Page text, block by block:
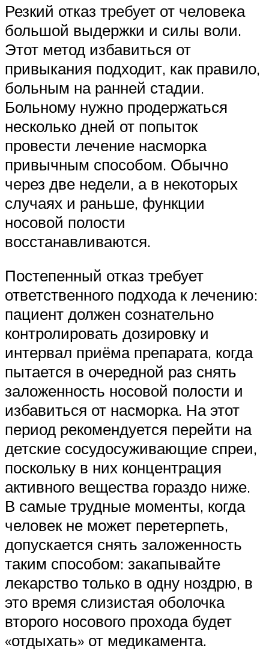
Резкий отказ требует от человека
большой выдержки и силы воли.
Этот метод избавиться от
привыкания подходит, как правило,
больным на ранней стадии.
Больному нужно продержаться
несколько дней от попыток
провести лечение насморка
привычным способом. Обычно
через две недели, а в некоторых
случаях и раньше, функции
носовой полости
восстанавливаются.
Постепенный отказ требует
ответственного подхода к лечению:
пациент должен сознательно
контролировать дозировку и
интервал приёма препарата, когда
пытается в очередной раз снять
заложенность носовой полости и
избавиться от насморка. На этот
период рекомендуется перейти на
детские сосудосуживающие спреи,
поскольку в них концентрация
активного вещества гораздо ниже.
В самые трудные моменты, когда
человек не может перетерпеть,
допускается снять заложенность
таким способом: закапывайте
лекарство только в одну ноздрю, в
это время слизистая оболочка
второго носового прохода будет
«отдыхать» от медикамента.